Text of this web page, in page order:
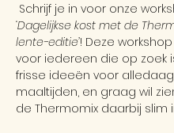
Schrijf je in voor onze
‘Dagelijkse kost met de
lente-editie’! Deze
voor iedereen die op zoek
frisse ideeën voor
maaltijden, en graag wil
de Thermomix daarbij slim